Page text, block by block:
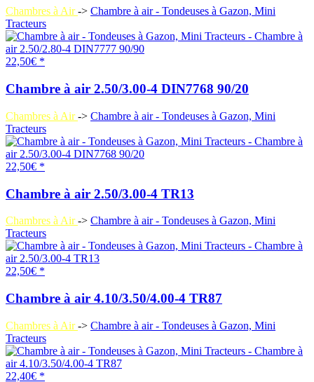
Chambres à Air-> Chambre à air - Tondeuses à Gazon, Mini
Tracteurs
22,50€ *
Chambre à air 2.50/3.00-4 DIN7768 90/20
Chambres à Air-> Chambre à air - Tondeuses à Gazon, Mini
Tracteurs
22,50€ *
Chambre à air 2.50/3.00-4 TR13
Chambres à Air-> Chambre à air - Tondeuses à Gazon, Mini
Tracteurs
22,50€ *
Chambre à air 4.10/3.50/4.00-4 TR87
Chambres à Air-> Chambre à air - Tondeuses à Gazon, Mini
Tracteurs
22,40€ *